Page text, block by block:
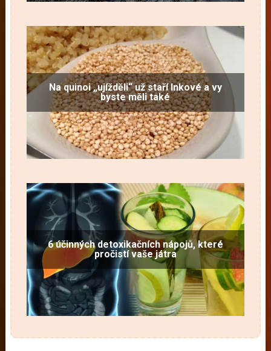
Na quinoi „ujížděli“ už staří Inkové a vy
byste měli také
6 účinných detoxikačních nápojů, které
pročistí vaše játra